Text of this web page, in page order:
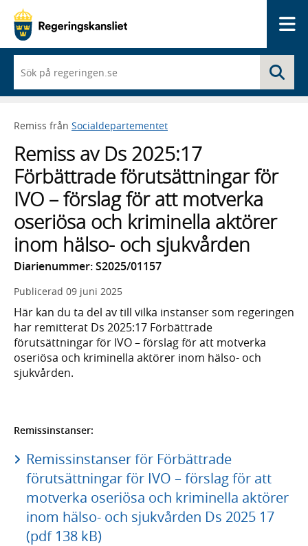
du
börjar
skriva
framträder
lista
med
sökförslag
Remiss från Socialdepartementet
Remiss av Ds 2025:17
Förbättrade förutsättningar för
IVO – förslag för att motverka
oseriösa och kriminella aktörer
inom hälso- och sjukvården
Diarienummer: S2025/01157
Publicerad 09 juni 2025
Här kan du ta del av till vilka instanser som regeringen
har remitterat Ds 2025:17 Förbättrade
förutsättningar för IVO – förslag för att motverka
oseriösa och kriminella aktörer inom hälso- och
sjukvården.
Remissinstanser:
Remissinstanser för Förbättrade
förutsättningar för IVO – förslag för att
motverka oseriösa och kriminella aktörer
inom hälso- och sjukvården Ds 2025 17
(pdf 138 kB)